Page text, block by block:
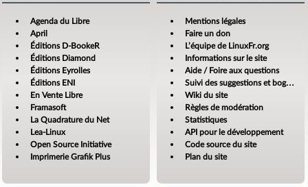
Agenda du Libre
April
Éditions D-BookeR
Éditions Diamond
Éditions Eyrolles
Éditions ENI
En Vente Libre
Framasoft
La Quadrature du Net
Lea-Linux
Open Source Initiative
Imprimerie Grafik Plus
Mentions légales
Faire un don
L’équipe de LinuxFr.org
Informations sur le site
Aide / Foire aux questions
Suivi des suggestions et bogues
Wiki du site
Règles de modération
Statistiques
API pour le développement
Code source du site
Plan du site